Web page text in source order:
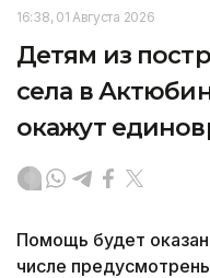
16:38, 01 Августа 2026
Детям из
села в
окажут
Помощь будет
числе